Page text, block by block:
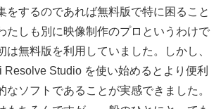
をするのであれば無料版で特に困ること
たしも別に映像制作のプロというわけで
は無料版を利用していました。しかし、
Studio を使い始めるとより便利
なソフトであることが実感できました。